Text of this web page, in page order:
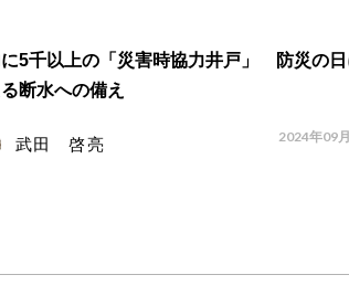
5千以上の「災害時協力井戸」 防災の日
断水への備え
武田 啓亮 2024年09